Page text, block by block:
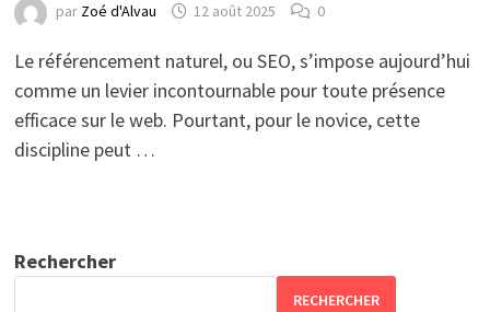
par Zoé d'Alvau 12 août 2025 0
Le référencement naturel, ou SEO, s’impose aujourd’hui
comme un levier incontournable pour toute présence
efficace sur le web. Pourtant, pour le novice, cette
discipline peut …
Rechercher
RECHERCHER